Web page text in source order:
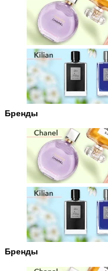
Бренды
Бренды